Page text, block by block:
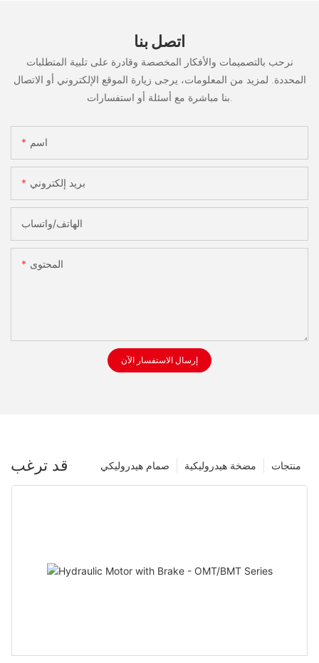
اتصل بنا
نرحب بالتصميمات والأفكار المخصصة وقادرة على تلبية المتطلبات
المحددة. لمزيد من المعلومات، يرجى زيارة الموقع الإلكتروني أو الاتصال
اسم
بريد إلكتروني
الهاتف/واتساب
المحتوى
إرسال الاستفسار الآن
قد ترغب منتجات مضخة هيدروليكية صمام هيدروليكي